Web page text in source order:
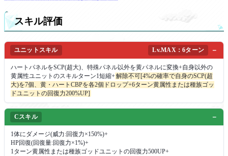
スキル評価
ユニットスキル Lv.MAX：6ターン
ハートパネルをSCP(超大)、特殊パネル以外を黄パネルに変換+自身以外の
黄属性ユニットのスキルターン1短縮+解除不可[4%の確率で自身のSCP(超
大)を7個、黄・ハートCBPを各2個ドロップ+6ターン黄属性または種族ゴッ
ドユニットの回復力200%UP]
Cスキル
1体にダメージ(威力:回復力×150%)+
HP回復(回復量:回復力×1%)+
1ターン黄属性または種族ゴッドユニットの回復力500UP+